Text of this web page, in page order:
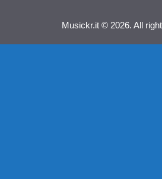
Musickr.it © 2026. All